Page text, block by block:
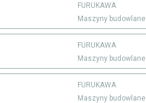
FURUKAWA
Maszyny budowlane
FURUKAWA
Maszyny budowlane
FURUKAWA
Maszyny budowlane